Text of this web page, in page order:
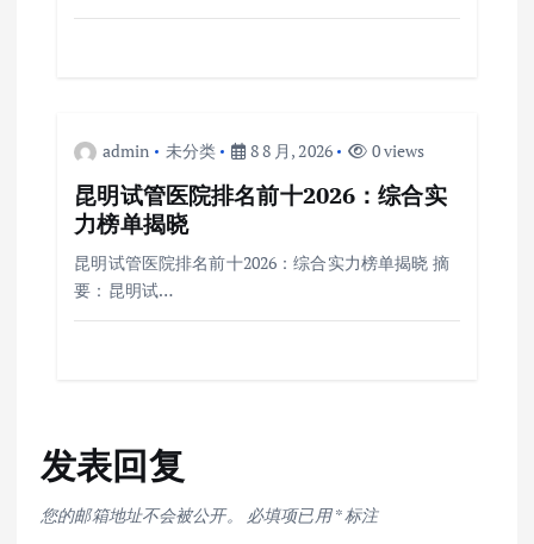
admin 未分类 8 8 月, 2026 0 views
昆明试管医院排名前十2026：综合实
力榜单揭晓
昆明试管医院排名前十2026：综合实力榜单揭晓 摘
要：昆明试…
发表回复
您的邮箱地址不会被公开。 必填项已用*标注